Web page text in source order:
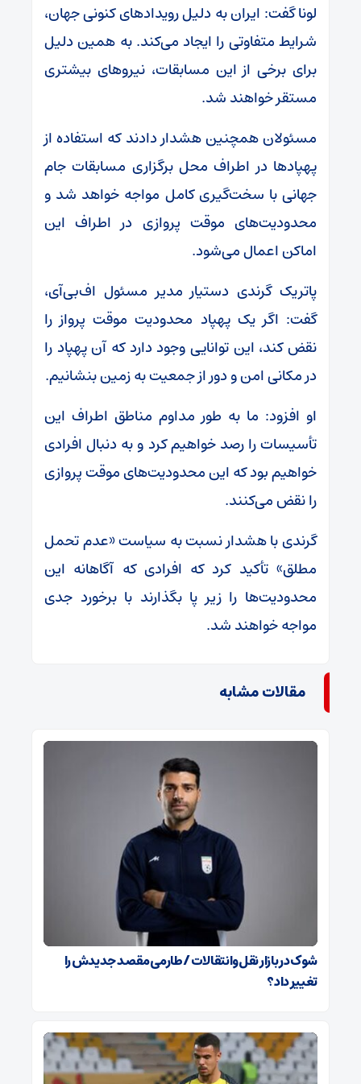
لونا گفت: ایران به دلیل رویداد‌های کنونی جهان،
شرایط متفاوتی را ایجاد می‌کند. به همین دلیل
برای برخی از این مسابقات، نیرو‌های بیشتری
مستقر خواهند شد.
مسئولان همچنین هشدار دادند که استفاده از
پهپاد‌ها در اطراف محل برگزاری مسابقات جام
جهانی با سخت‌گیری کامل مواجه خواهد شد و
محدودیت‌های موقت پروازی در اطراف این
اماکن اعمال می‌شود.
پاتریک گرندی دستیار مدیر مسئول اف‌بی‌آی،
گفت: اگر یک پهپاد محدودیت موقت پرواز را
نقض کند، این توانایی وجود دارد که آن پهپاد را
در مکانی امن و دور از جمعیت به زمین بنشانیم.
او افزود: ما به طور مداوم مناطق اطراف این
تأسیسات را رصد خواهیم کرد و به دنبال افرادی
خواهیم بود که این محدودیت‌های موقت پروازی
را نقض می‌کنند.
گرندی با هشدار نسبت به سیاست «عدم تحمل
مطلق» تأکید کرد که افرادی که آگاهانه این
محدودیت‌ها را زیر پا بگذارند با برخورد جدی
مواجه خواهند شد.
مقالات مشابه
شوک در بازار نقل‌وانتقالات / طارمی مقصد جدیدش را
تغییر داد؟